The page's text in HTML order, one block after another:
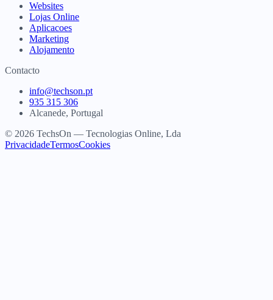
Websites
Lojas Online
Aplicacoes
Marketing
Alojamento
Contacto
info@techson.pt
935 315 306
Alcanede, Portugal
© 2026 TechsOn — Tecnologias Online, Lda
PrivacidadeTermosCookies